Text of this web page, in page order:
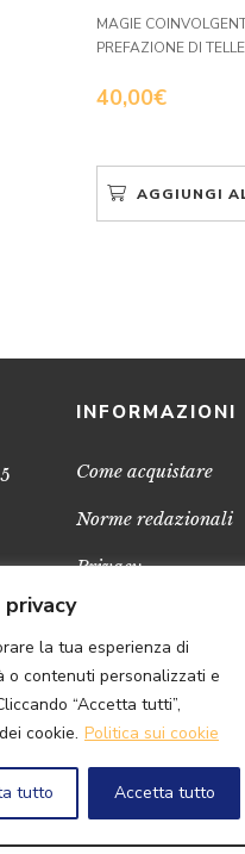
la tua esperienza di
o contenuti personalizzati e
“Accetta tutti”,
cookie. Politica sui cookie
tutto Accetta tutto
40,00€
MAGIE
PREFAZIONE DI
AGGIUNGI
INFORMAZIONI
Come acquistare
Norme redazionali
Privacy
Credits
©